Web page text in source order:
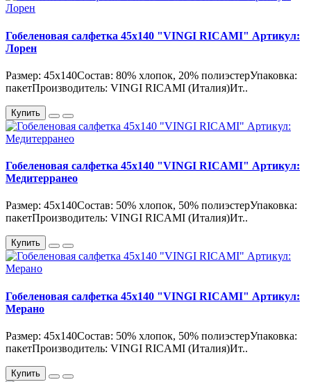
Гобеленовая салфетка 45х140 "VINGI RICAMI" Артикул:
Лорен
Размер: 45х140Состав: 80% хлопок, 20% полиэстерУпаковка:
пакетПроизводитель: VINGI RICAMI (Италия)Ит..
Купить
Гобеленовая салфетка 45х140 "VINGI RICAMI" Артикул:
Медитерранео
Размер: 45х140Состав: 50% хлопок, 50% полиэстерУпаковка:
пакетПроизводитель: VINGI RICAMI (Италия)Ит..
Купить
Гобеленовая салфетка 45х140 "VINGI RICAMI" Артикул:
Мерано
Размер: 45х140Состав: 50% хлопок, 50% полиэстерУпаковка:
пакетПроизводитель: VINGI RICAMI (Италия)Ит..
Купить